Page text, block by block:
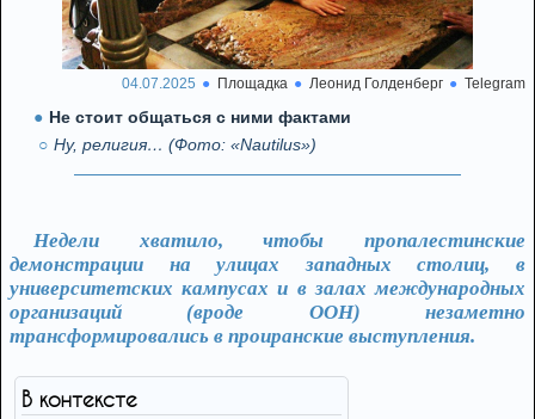
04.07.2025 Площадка Леонид Голденберг Telegram
Не стоит общаться с ними фактами
Ну, религия… (Фото: «Nautilus»)
Недели хватило, чтобы пропалестинские
демонстрации на улицах западных столиц, в
университетских кампусах и в залах международных
организаций (вроде ООН) незаметно
трансформировались в проиранские выступления.
В контексте